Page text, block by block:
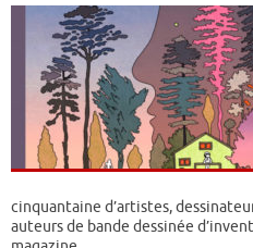
cinquantaine d’artistes,
auteurs de bande dessinée